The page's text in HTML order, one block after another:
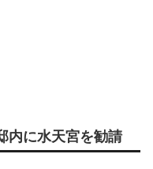
内に水天宮を勧請